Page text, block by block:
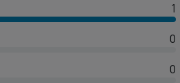
1
0
0